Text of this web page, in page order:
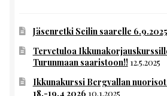
Jäsenretki Seilin saarelle 6.9.2025
Tervetuloa
Turunmaan saaristoon!! 12.5.2025
Ikkunakurssi Bergvallan
18.-19.4 2026 10.1.2025